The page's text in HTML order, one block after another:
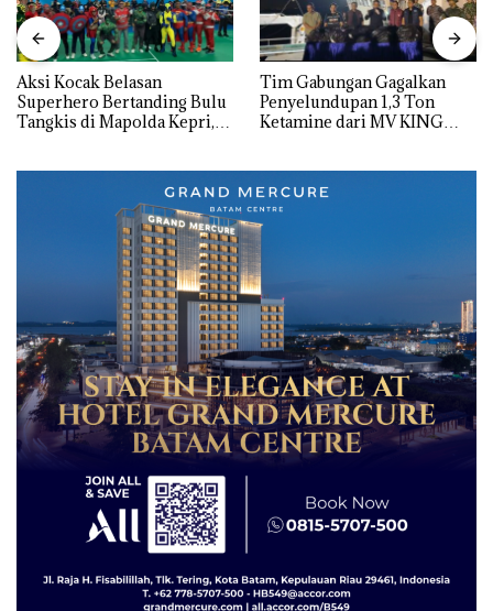
Aksi Kocak Belasan
Superhero Bertanding Bulu
Tangkis di Mapolda Kepri,
Tim Gabungan Gagalkan
Penyelundupan 1,3 Ton
Ketamine dari MV KING